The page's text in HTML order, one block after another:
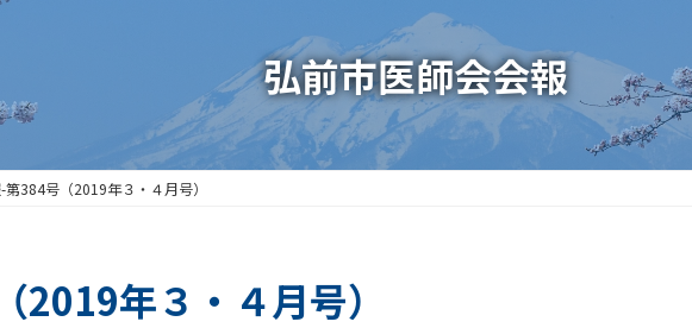
弘前市医師会会報
第384号（2019年３・４月号）
2019年３・４月号）